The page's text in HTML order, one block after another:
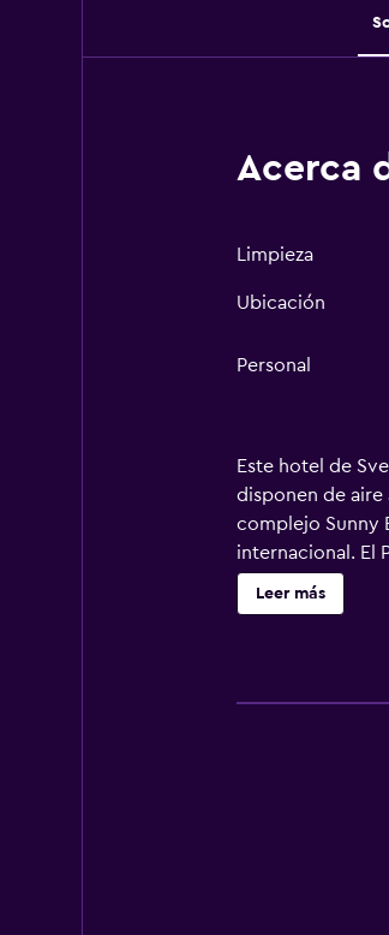
Acerca
Limpieza
Ubicación
Personal
Este hotel de
disponen de aire
complejo Sunny
internacional. El
al aire libre con
aparcamiento
Leer más